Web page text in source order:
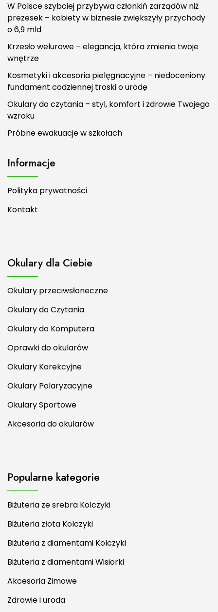
W Polsce szybciej przybywa członkiń zarządów niż
prezesek – kobiety w biznesie zwiększyły przychody
o 6,9 mld
Krzesło welurowe – elegancja, która zmienia twoje
wnętrze
Kosmetyki i akcesoria pielęgnacyjne – niedoceniony
fundament codziennej troski o urodę
Okulary do czytania – styl, komfort i zdrowie Twojego
wzroku
Próbne ewakuacje w szkołach
Informacje
Polityka prywatności
Kontakt
Okulary dla Ciebie
Okulary przeciwsłoneczne
Okulary do Czytania
Okulary do Komputera
Oprawki do okularów
Okulary Korekcyjne
Okulary Polaryzacyjne
Okulary Sportowe
Akcesoria do okularów
Popularne kategorie
Biżuteria ze srebra Kolczyki
Biżuteria złota Kolczyki
Biżuteria z diamentami Kolczyki
Biżuteria z diamentami Wisiorki
Akcesoria Zimowe
Zdrowie i uroda